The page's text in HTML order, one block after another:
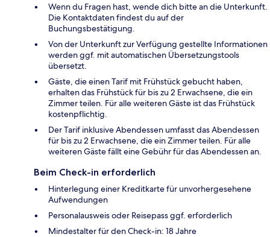
Wenn du Fragen hast, wende dich bitte an die Unterkunft.
Die Kontaktdaten findest du auf der
Buchungsbestätigung.
Von der Unterkunft zur Verfügung gestellte Informationen
werden ggf. mit automatischen Übersetzungstools
übersetzt.
Gäste, die einen Tarif mit Frühstück gebucht haben,
erhalten das Frühstück für bis zu 2 Erwachsene, die ein
Zimmer teilen. Für alle weiteren Gäste ist das Frühstück
kostenpflichtig.
Der Tarif inklusive Abendessen umfasst das Abendessen
für bis zu 2 Erwachsene, die ein Zimmer teilen. Für alle
weiteren Gäste fällt eine Gebühr für das Abendessen an.
Beim Check-in erforderlich
Hinterlegung einer Kreditkarte für unvorhergesehene
Aufwendungen
Personalausweis oder Reisepass ggf. erforderlich
Mindestalter für den Check-in: 18 Jahre